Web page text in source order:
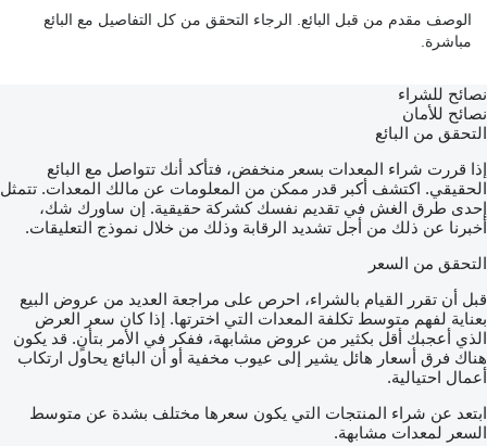
الوصف مقدم من قبل البائع. الرجاء التحقق من كل التفاصيل مع البائع
مباشرة.
نصائح للشراء
نصائح للأمان
التحقق من البائع
إذا قررت شراء المعدات بسعر منخفض، فتأكد أنك تتواصل مع البائع
الحقيقي. اكتشف أكبر قدر ممكن من المعلومات عن مالك المعدات. تتمثل
إحدى طرق الغش في تقديم نفسك كشركة حقيقية. إن ساورك شك،
أخبرنا عن ذلك من أجل تشديد الرقابة وذلك من خلال نموذج التعليقات.
التحقق من السعر
قبل أن تقرر القيام بالشراء، احرص على مراجعة العديد من عروض البيع
بعناية لفهم متوسط تكلفة المعدات التي اخترتها. إذا كان سعر العرض
الذي أعجبك أقل بكثير من عروض مشابهة، ففكر في الأمر بتأنٍ. قد يكون
هناك فرق أسعار هائل يشير إلى عيوب مخفية أو أن البائع يحاول ارتكاب
أعمال احتيالية.
ابتعد عن شراء المنتجات التي يكون سعرها مختلف بشدة عن متوسط
السعر لمعدات مشابهة.